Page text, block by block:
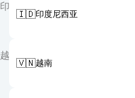
印
🇮🇩印度尼西亚
越
🇻🇳越南